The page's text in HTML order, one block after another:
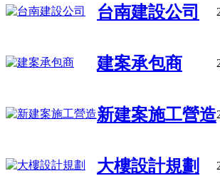
台南建設公司
建案承包商
新建案施工營造
大樓設計規劃